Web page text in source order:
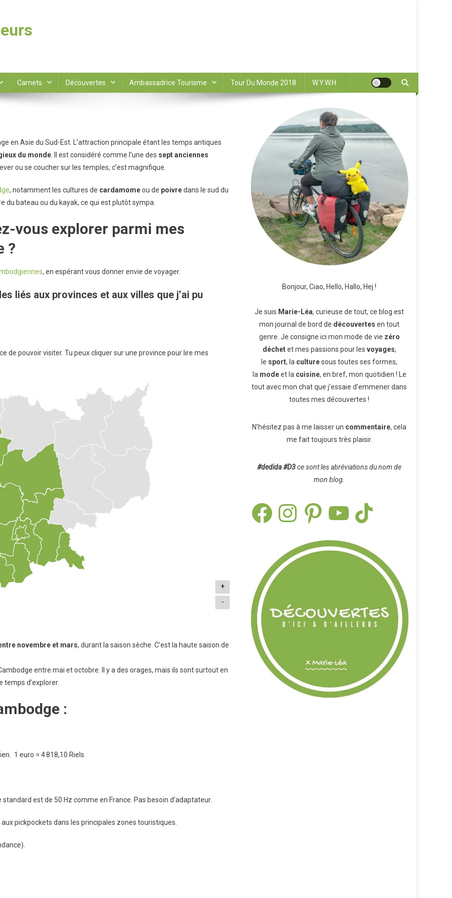
Carnets Découvertes Ambassadrice Tourisme Tour Du Monde 2018 W.Y.W.H.
en Asie du Sud-Est. L’attraction principale étant les temps antiques
du monde . Il est considéré comme l’une des sept anciennes
ou se coucher sur les temples, c’est magnifique.
, notamment les cultures de cardamomeou de poivredans le sud du
du bateau ou du kayak, ce qui est plutôt sympa.
vous explorer parmi mes
?
, en espérant vous donner envie de voyager.
liés aux provinces et aux villes que j’ai pu
de pouvoir visiter. Tu peux cliquer sur une province pour lire mes
+
-
novembre et mars, durant la saison sèche. C’est la haute saison de
entre mai et octobre. Il y a des orages, mais ils sont surtout en
temps d’explorer.
:
1 euro = 4 818,10 Riels.
est de 50 Hz comme en France. Pas besoin d’adaptateur.
pickpockets dans les principales zones touristiques.
Bonjour, Ciao, Hello, Hallo, Hej !
Je suis Marie-Léa, curieuse de tout, ce blog est
mon journal de bord de découvertes en tout
genre. Je consigne ici mon mode de vie zéro
déchetet mes passions pour les voyages,
le sport, la culturesous toutes ses formes,
la modeet la cuisine, en bref, mon quotidien ! Le
tout avec mon chat que j’essaie d’emmener dans
toutes mes découvertes !
N’hésitez pas à me laisser un commentaire, cela
me fait toujours très plaisir.
#dedida#D3ce sont les abréviations du nom de
mon blog.
FacebookInstagramPinterest TikTok